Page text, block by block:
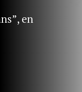
en